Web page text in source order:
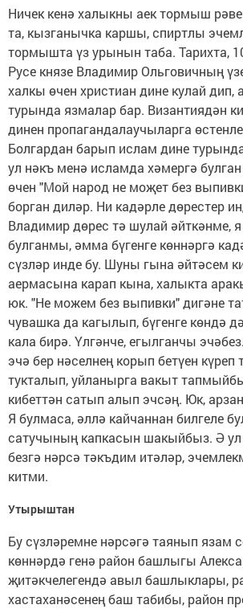
Ничек кенә халыкны аек тормыш
та, кызганычка каршы, спиртлы
тормышта үз урынын таба. Тарихта,
Русе князе Владимир Ольговичның
халкы өчен христиан дине кулай дип,
турында язмалар бар. Византиядән
динен пропагандалаучыларга
Болгардан барып ислам дине
ул нәкъ менә исламда хәмергә
өчен "Мой народ не моҗет без
борган диләр. Ни кадәрле дөрестер
Владимир дөрес тә шулай әйткәнме,
булганмы, әмма бүгенге көннәргә
сүзләр инде бу. Шуны гына әйтәсем
аермасына карап кына, халыкта
юк. "Не можем без выпивки" дигәне
чувашка да кагылып, бүгенге көндә
кала бирә. Үлгәнче, егылганчы
эчә бер нәселнең корып бетүен
тукталып, уйланырга вакыт
кибеттән сатып алып эчсәң. Юк,
Я булмаса, әллә кайчаннан билгеле
сатучының капкасын шакыйбыз. Ә
безгә нәрсә тәкъдим итәләр,
китми.
Утырыштан
Бу сүзләремне нәрсәгә таянып язам
көннәрдә генә район башлыгы
җитәкчелегендә авыл башлыклары,
хастаханәсенең баш табибы, район